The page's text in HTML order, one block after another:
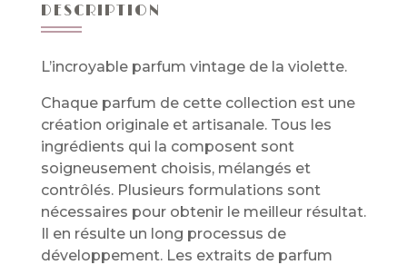
DESCRIPTION
L’incroyable parfum vintage de la violette.
Chaque parfum de cette collection est une
création originale et artisanale. Tous les
ingrédients qui la composent sont
soigneusement choisis, mélangés et
contrôlés. Plusieurs formulations sont
nécessaires pour obtenir le meilleur résultat.
Il en résulte un long processus de
développement. Les extraits de parfum